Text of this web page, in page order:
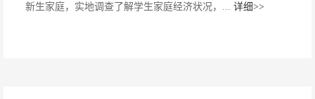
新生家庭，实地调查了解学生家庭经济状况，... 详细>>